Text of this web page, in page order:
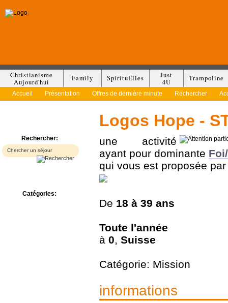
Christianisme
Aujourd'hui
Family SpirituElles
Just
4U
Trampoline
Accueil Présentation Offres de dernière minute Rechercher
Rechercher:
Catégories:
Logos Hope -
une activité
ayant pour dominante
qui vous est proposée
De 18 à 39 ans
Toute l'année
à 0, Suisse
Catégorie: Mission
informations